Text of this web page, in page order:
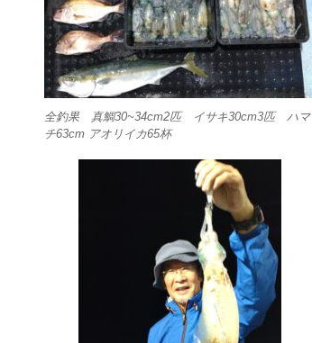
全釣果 真鯛30~34cm2匹 イサキ30cm3匹 ハマ
チ63cm アオリイカ65杯